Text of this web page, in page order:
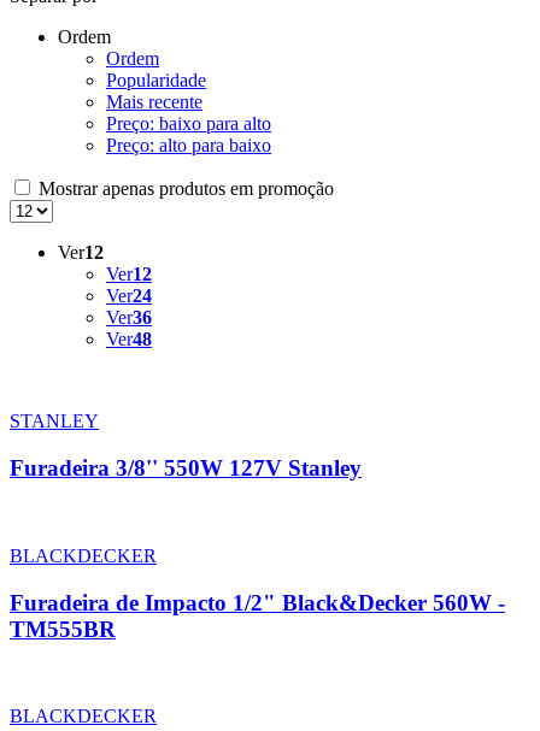
Ordem
Ordem
Popularidade
Mais recente
Preço: baixo para alto
Preço: alto para baixo
Mostrar apenas produtos em promoção
Ver12
Ver12
Ver24
Ver36
Ver48
STANLEY
Furadeira 3/8'' 550W 127V Stanley
BLACKDECKER
Furadeira de Impacto 1/2" Black&Decker 560W -
TM555BR
BLACKDECKER